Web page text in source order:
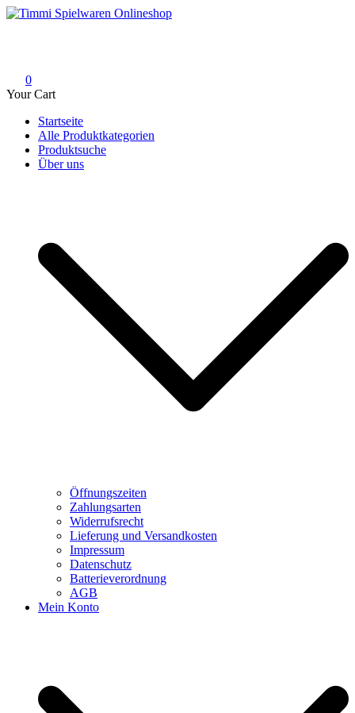
Skip
0
Your Cart
Startseite
Alle Produktkategorien
Produktsuche
Über uns
Öffnungszeiten
Zahlungsarten
Widerrufsrecht
Lieferung und Versandkosten
Impressum
Datenschutz
Batterieverordnung
AGB
Mein Konto